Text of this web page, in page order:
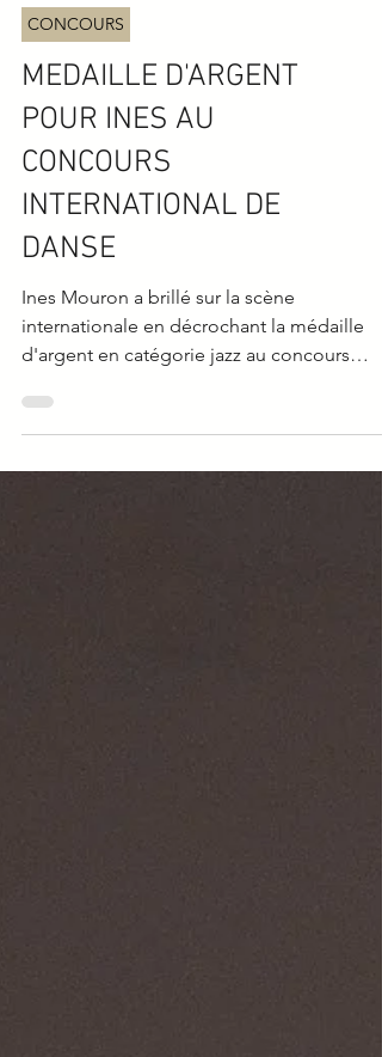
MEDAILLE D'ARGENT
POUR INES AU
INTERNATIONAL DE
DANSE
Ines Mouron a brillé sur la scène
internationale en décrochant la médaille
d'argent en catégorie jazz au concours